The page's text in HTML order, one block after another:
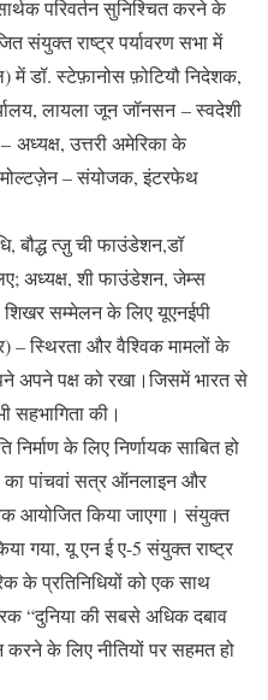
परिवर्तन सुनिश्चित करने के
संयुक्त राष्ट्र पर्यावरण सभा में
में डॉ. स्टेफ़ानोस फ़ोटियौ निदेशक,
लायला जून जॉनसन – स्वदेशी
अध्यक्ष, उत्तरी अमेरिका के
– संयोजक, इंटरफेथ
बौद्ध त्ज़ु ची फाउंडेशन,डॉ
अध्यक्ष, शी फाउंडेशन, जेम्स
शिखर सम्मेलन के लिए यूएनईपी
– स्थिरता और वैश्विक मामलों के
अपने पक्ष को रखा।जिसमें भारत से
सहभागिता की।
के लिए निर्णायक साबित हो
का पांचवां सत्र ऑनलाइन और
आयोजित किया जाएगा। संयुक्त
गया, यू एन ई ए-5 संयुक्त राष्ट्र
के प्रतिनिधियों को एक साथ
“दुनिया की सबसे अधिक दबाव
करने के लिए नीतियों पर सहमत हो